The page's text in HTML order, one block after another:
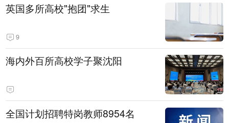
英国多所高校"抱团"求生
9
海内外百所高校学子聚沈阳
全国计划招聘特岗教师8954名